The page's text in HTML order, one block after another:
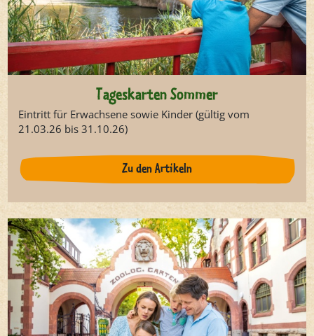
Tageskarten Sommer
Eintritt für Erwachsene sowie Kinder (gültig vom
21.03.26 bis 31.10.26)
Zu den Artikeln